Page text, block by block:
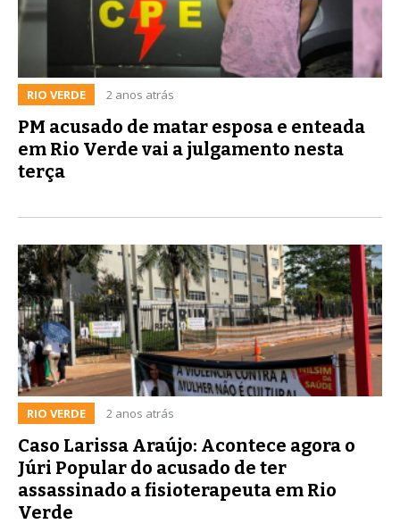
RIO VERDE 2 anos atrás
PM acusado de matar esposa e enteada
em Rio Verde vai a julgamento nesta
terça
RIO VERDE 2 anos atrás
Caso Larissa Araújo: Acontece agora o
Júri Popular do acusado de ter
assassinado a fisioterapeuta em Rio
Verde